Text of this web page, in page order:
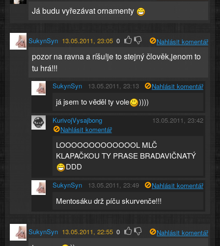
Já budu vyřezávat ornamenty
SukynSyn 13.05.2011, 23:05 0 Nahlásit komentář
pozor na ravna a ríšu!je to stejný člověk,jenom to
tu hrá!!!
SukynSyn 13.05.2011, 23:13 Nahlásit komentář
já jsem to věděl ty vole ))))
KurivojVysajbong
13.05.2011, 23:42
Nahlásit komentář
LOOOOOOOOOOOOOL MLČ
KLAPAČKOU TY PRASE BRADAVIČNATÝ
DDD
SukynSyn 13.05.2011, 23:49 Nahlásit komentář
Mentosáku drž píču skurvenče!!!
SukynSyn 13.05.2011, 22:55 0 Nahlásit komentář